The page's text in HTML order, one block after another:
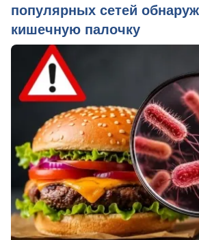
популярных сетей
кишечную палочку